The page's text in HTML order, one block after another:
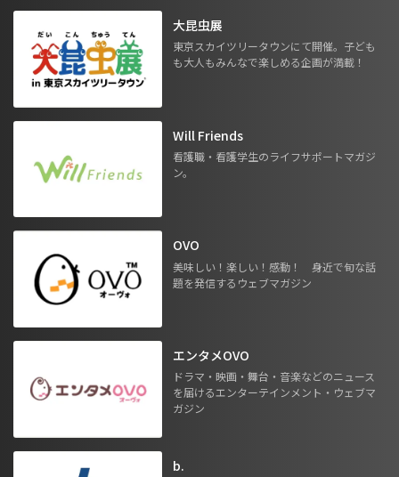
大昆虫展
東京スカイツリータウンにて開催。子ども
も大人もみんなで楽しめる企画が満載！
Will Friends
看護職・看護学生のライフサポートマガジ
ン。
OVO
美味しい！楽しい！感動！ 身近で旬な話
題を発信するウェブマガジン
エンタメOVO
ドラマ・映画・舞台・音楽などのニュース
を届けるエンターテインメント・ウェブマ
ガジン
b.